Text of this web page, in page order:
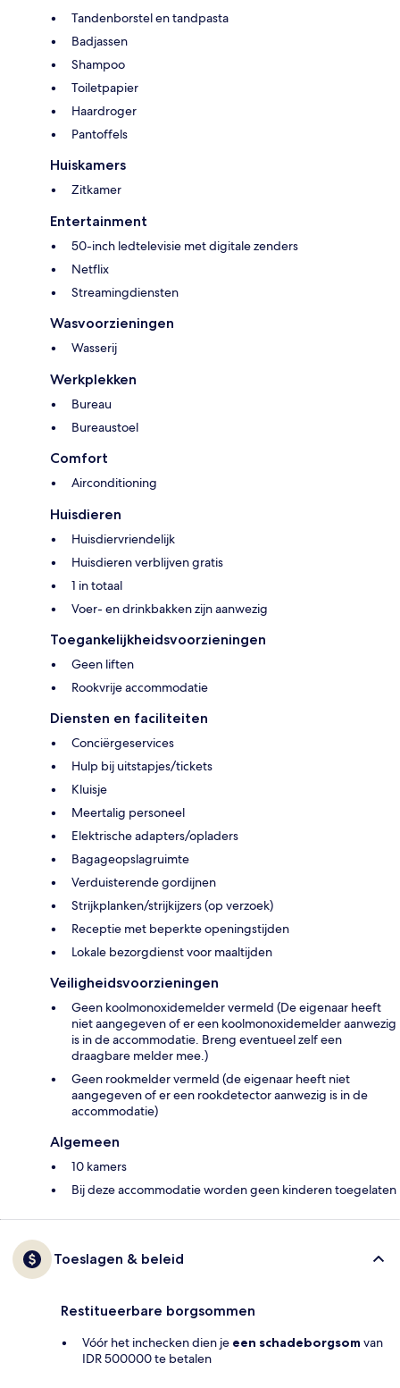
Tandenborstel en tandpasta
Badjassen
Shampoo
Toiletpapier
Haardroger
Pantoffels
Huiskamers
Zitkamer
Entertainment
50-inch ledtelevisie met digitale zenders
Netflix
Streamingdiensten
Wasvoorzieningen
Wasserij
Werkplekken
Bureau
Bureaustoel
Comfort
Airconditioning
Huisdieren
Huisdiervriendelijk
Huisdieren verblijven gratis
1 in totaal
Voer- en drinkbakken zijn aanwezig
Toegankelijkheidsvoorzieningen
Geen liften
Rookvrije accommodatie
Diensten en faciliteiten
Conciërgeservices
Hulp bij uitstapjes/tickets
Kluisje
Meertalig personeel
Elektrische adapters/opladers
Bagageopslagruimte
Verduisterende gordijnen
Strijkplanken/strijkijzers (op verzoek)
Receptie met beperkte openingstijden
Lokale bezorgdienst voor maaltijden
Veiligheidsvoorzieningen
Geen koolmonoxidemelder vermeld (De eigenaar heeft
niet aangegeven of er een koolmonoxidemelder aanwezig
is in de accommodatie. Breng eventueel zelf een
draagbare melder mee.)
Geen rookmelder vermeld (de eigenaar heeft niet
aangegeven of er een rookdetector aanwezig is in de
accommodatie)
Algemeen
10 kamers
Bij deze accommodatie worden geen kinderen toegelaten
Toeslagen & beleid
Restitueerbare borgsommen
Vóór het inchecken dien je een schadeborgsom van
IDR 500000 te betalen